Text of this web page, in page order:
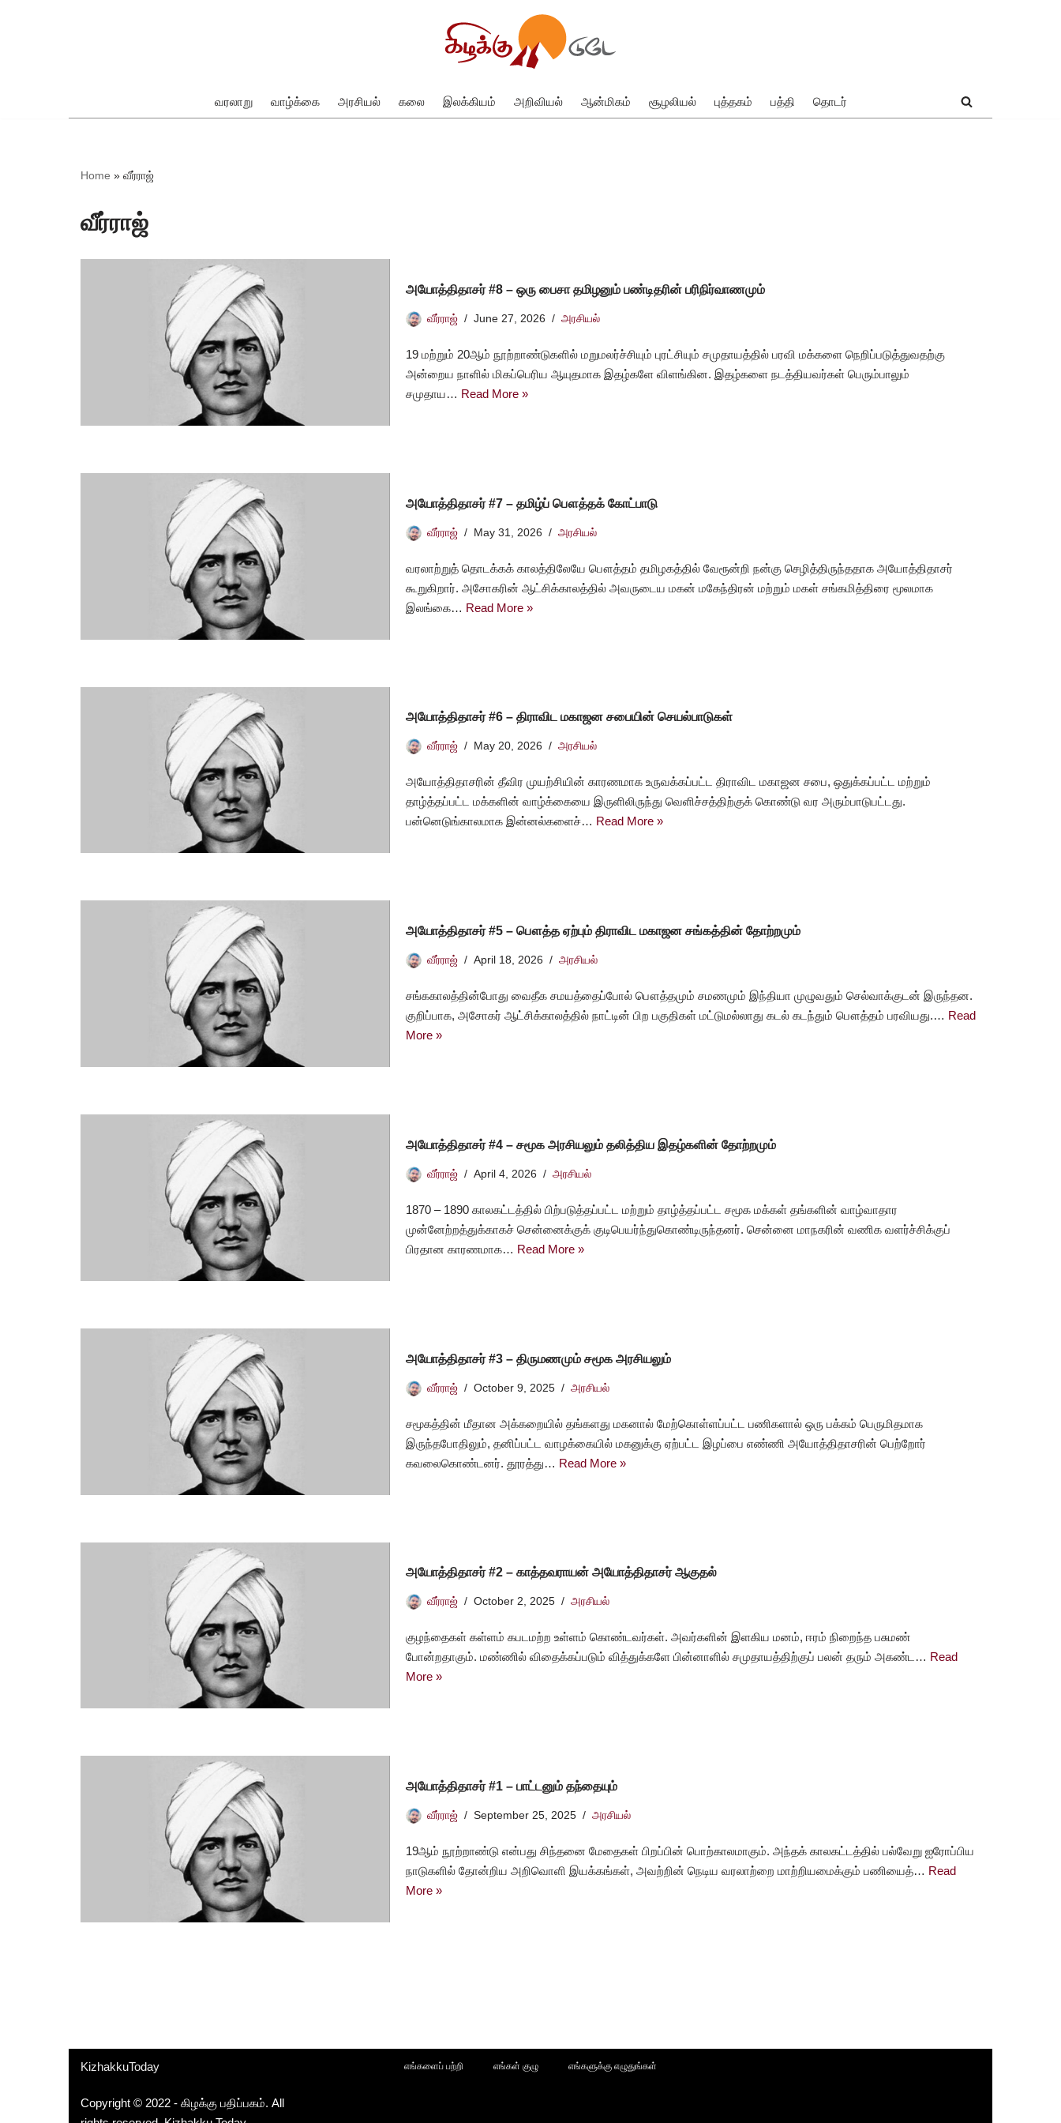
வரலாறு
வாழ்க்கை அரசியல் கலை இலக்கியம் அறிவியல் ஆன்மிகம் சூழலியல் புத்தகம் பத்தி தொடர்
Home » வீர்ராஜ்
வீர்ராஜ்
அயோத்திதாசர் #8 – ஒரு பைசா தமிழனும் பண்டிதரின் பரிநிர்வாணமும்
வீர்ராஜ் June 27, 2026 அரசியல்
19 மற்றும் 20ஆம் நூற்றாண்டுகளில் மறுமலர்ச்சியும் புரட்சியும் சமுதாயத்தில் பரவி மக்களை நெறிப்படுத்துவதற்கு
அன்றைய நாளில் மிகப்பெரிய ஆயுதமாக இதழ்களே விளங்கின. இதழ்களை நடத்தியவர்கள் பெரும்பாலும்
சமுதாய… Read More »
அயோத்திதாசர் #7 – தமிழ்ப் பௌத்தக் கோட்பாடு
வீர்ராஜ் May 31, 2026 அரசியல்
வரலாற்றுத் தொடக்கக் காலத்திலேயே பௌத்தம் தமிழகத்தில் வேரூன்றி நன்கு செழித்திருந்ததாக அயோத்திதாசர்
கூறுகிறார். அசோகரின் ஆட்சிக்காலத்தில் அவருடைய மகன் மகேந்திரன் மற்றும் மகள் சங்கமித்திரை மூலமாக
இலங்கை… Read More »
அயோத்திதாசர் #6 – திராவிட மகாஜன சபையின் செயல்பாடுகள்
வீர்ராஜ் May 20, 2026 அரசியல்
அயோத்திதாசரின் தீவிர முயற்சியின் காரணமாக உருவக்கப்பட்ட திராவிட மகாஜன சபை, ஒதுக்கப்பட்ட மற்றும்
தாழ்த்தப்பட்ட மக்களின் வாழ்க்கையை இருளிலிருந்து வெளிச்சத்திற்குக் கொண்டு வர அரும்பாடுபட்டது.
பன்னெடுங்காலமாக இன்னல்களைச்… Read More »
அயோத்திதாசர் #5 – பௌத்த ஏற்பும் திராவிட மகாஜன சங்கத்தின் தோற்றமும்
வீர்ராஜ் April 18, 2026 அரசியல்
சங்ககாலத்தின்போது வைதீக சமயத்தைப்போல் பௌத்தமும் சமணமும் இந்தியா முழுவதும் செல்வாக்குடன் இருந்தன.
குறிப்பாக, அசோகர் ஆட்சிக்காலத்தில் நாட்டின் பிற பகுதிகள் மட்டுமல்லாது கடல் கடந்தும் பௌத்தம் பரவியது.… Read
More »
அயோத்திதாசர் #4 – சமூக அரசியலும் தலித்திய இதழ்களின் தோற்றமும்
வீர்ராஜ் April 4, 2026 அரசியல்
1870 – 1890 காலகட்டத்தில் பிற்படுத்தப்பட்ட மற்றும் தாழ்த்தப்பட்ட சமூக மக்கள் தங்களின் வாழ்வாதார
முன்னேற்றத்துக்காகச் சென்னைக்குக் குடிபெயர்ந்துகொண்டிருந்தனர். சென்னை மாநகரின் வணிக வளர்ச்சிக்குப்
பிரதான காரணமாக… Read More »
அயோத்திதாசர் #3 – திருமணமும் சமூக அரசியலும்
வீர்ராஜ் October 9, 2025 அரசியல்
சமூகத்தின் மீதான அக்கறையில் தங்களது மகனால் மேற்கொள்ளப்பட்ட பணிகளால் ஒரு பக்கம் பெருமிதமாக
இருந்தபோதிலும், தனிப்பட்ட வாழக்கையில் மகனுக்கு ஏற்பட்ட இழப்பை எண்ணி அயோத்திதாசரின் பெற்றோர்
கவலைகொண்டனர். தூரத்து… Read More »
அயோத்திதாசர் #2 – காத்தவராயன் அயோத்திதாசர் ஆகுதல்
வீர்ராஜ் October 2, 2025 அரசியல்
குழந்தைகள் கள்ளம் கபடமற்ற உள்ளம் கொண்டவர்கள். அவர்களின் இளகிய மனம், ஈரம் நிறைந்த பசுமண்
போன்றதாகும். மண்ணில் விதைக்கப்படும் வித்துக்களே பின்னாளில் சமுதாயத்திற்குப் பலன் தரும் அகண்ட… Read
More »
அயோத்திதாசர் #1 – பாட்டனும் தந்தையும்
வீர்ராஜ் September 25, 2025 அரசியல்
19ஆம் நூற்றாண்டு என்பது சிந்தனை மேதைகள் பிறப்பின் பொற்காலமாகும். அந்தக் காலகட்டத்தில் பல்வேறு ஐரோப்பிய
நாடுகளில் தோன்றிய அறிவொளி இயக்கங்கள், அவற்றின் நெடிய வரலாற்றை மாற்றியமைக்கும் பணியைத்… Read
More »
KizhakkuToday எங்களைப் பற்றி எங்கள் குழு எங்களுக்கு எழுதுங்கள்
Copyright © 2022 - கிழக்கு பதிப்பகம். All